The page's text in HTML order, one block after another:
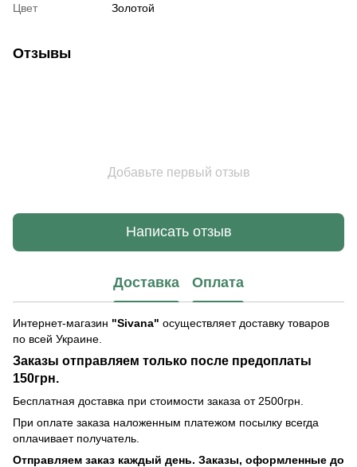
Цвет
Золотой
Отзывы
Добавьте первый отзыв
Написать отзыв
Доставка Оплата
Интернет-магазин "Sivana" осуществляет доставку товаров
по всей Украине.
Заказы отправляем только после предоплаты
150грн.
Бесплатная доставка при стоимости заказа от 2500грн.
При оплате заказа наложенным платежом посылку всегда
оплачивает получатель.
Отправляем заказ каждый день. Заказы, оформленные до